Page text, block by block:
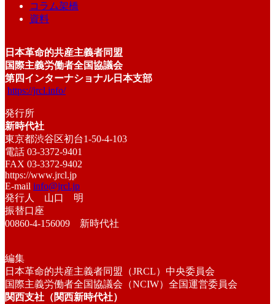
コラム架橋
資料
日本革命的共産主義者同盟
国際主義労働者全国協議会
第四インターナショナル日本支部
https://jrcl.info/
発行所
新時代社
東京都渋谷区初台1-50-4-103
電話 03-3372-9401
FAX 03-3372-9402
https://www.jrcl.jp
E-mail info@jrcl.jp
発行人 山口 明
振替口座
00860-4-156009 新時代社
編集
日本革命的共産主義者同盟（JRCL）中央委員会
国際主義労働者全国協議会（NCIW）全国運営委員会
関西支社（関西新時代社）